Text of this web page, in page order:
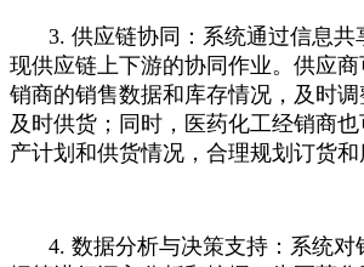
3. 供应链协同：系统通过信息共
现供应链上下游的协同作业。供应
销商的销售数据和库存情况，及时
及时供货；同时，医药化工经销商
产计划和供货情况，合理规划订货和
4. 数据分析与决策支持：系统对